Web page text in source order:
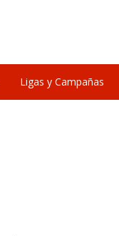
Ligas y Campañas